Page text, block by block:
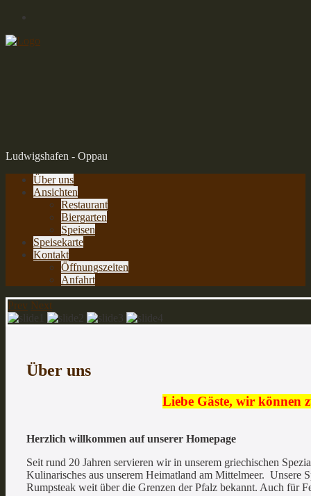
Ludwigshafen - Oppau
Über uns
Ansichten
Restaurant
Biergarten
Speisen
Speisekarte
Kontakt
Öffnungszeiten
Anfahrt
Prev Next
Über uns
Liebe Gäste, wir können
Herzlich willkommen auf unserer Homepage
Seit rund 20 Jahren servieren wir in unserem griechischen
Kulinarisches aus unserem Heimatland am Mittelmeer. Unsere
Rumpsteak weit über die Grenzen der Pfalz bekannt. Auch für